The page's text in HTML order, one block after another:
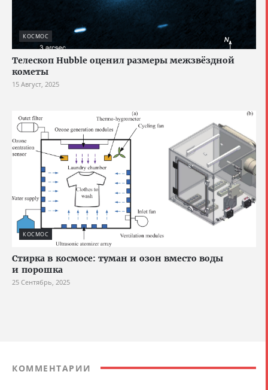
КОСМОС
Телескоп Hubble оценил размеры межзвёздной
кометы
15 Август, 2025
КОСМОС
Стирка в космосе: туман и озон вместо воды
и порошка
25 Сентябрь, 2025
КОММЕНТАРИИ